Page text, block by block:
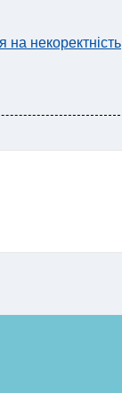
на некоректність